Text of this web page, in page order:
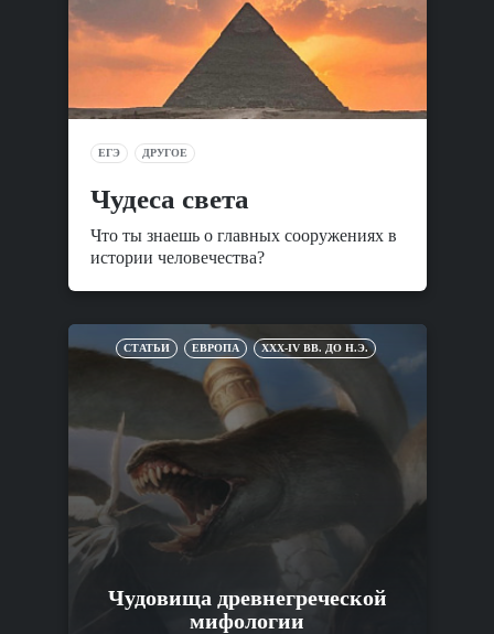
ЕГЭ ДРУГОЕ
Чудеса света
Что ты знаешь о главных сооружениях в
истории человечества?
СТАТЬИ ЕВРОПА XXX-IV ВВ. ДО Н.Э.
Чудовища древнегреческой
мифологии